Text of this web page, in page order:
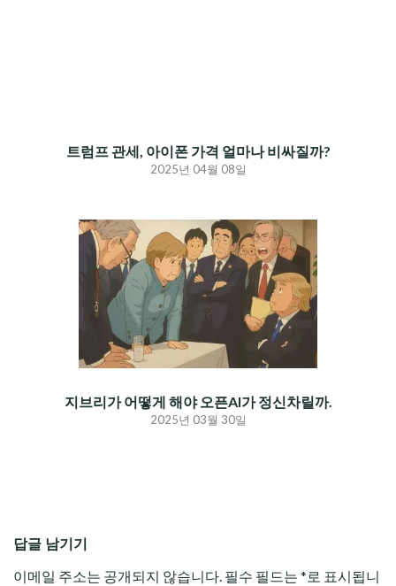
트럼프 관세, 아이폰 가격 얼마나 비싸질까?
2025년 04월 08일
지브리가 어떻게 해야 오픈AI가 정신차릴까.
2025년 03월 30일
답글 남기기
이메일 주소는 공개되지 않습니다. 필수 필드는 * 로 표시됩니